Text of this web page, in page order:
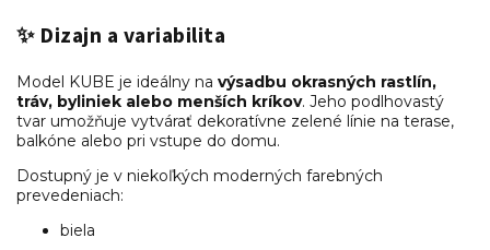
✨ Dizajn a variabilita
Model KUBE je ideálny na výsadbu okrasných rastlín,
tráv, byliniek alebo menších kríkov. Jeho podlhovastý
tvar umožňuje vytvárať dekoratívne zelené línie na terase,
balkóne alebo pri vstupe do domu.
Dostupný je v niekoľkých moderných farebných
prevedeniach:
biela